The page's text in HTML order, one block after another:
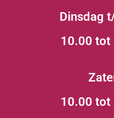
Dinsdag
10.00 tot
10.00 tot